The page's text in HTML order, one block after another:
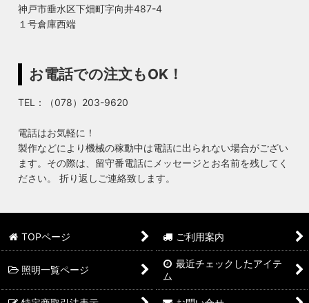
神戸市垂水区下畑町字向井487-4
１号倉庫西端
お電話での注文もOK！
TEL：（078）203-9620
電話はお気軽に！
製作などにより機械の稼動中は電話に出られない場合がござい
ます。その際は、留守番電話にメッセージとお名前を残してく
ださい。 折り返しご連絡致します。
TOPページ ご利用案内
照明一覧ページ
最近チェックしたアイテ
ム